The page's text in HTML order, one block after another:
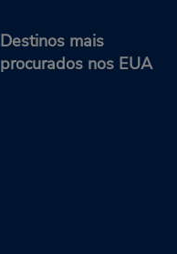
Destinos mais
procurados nos EUA